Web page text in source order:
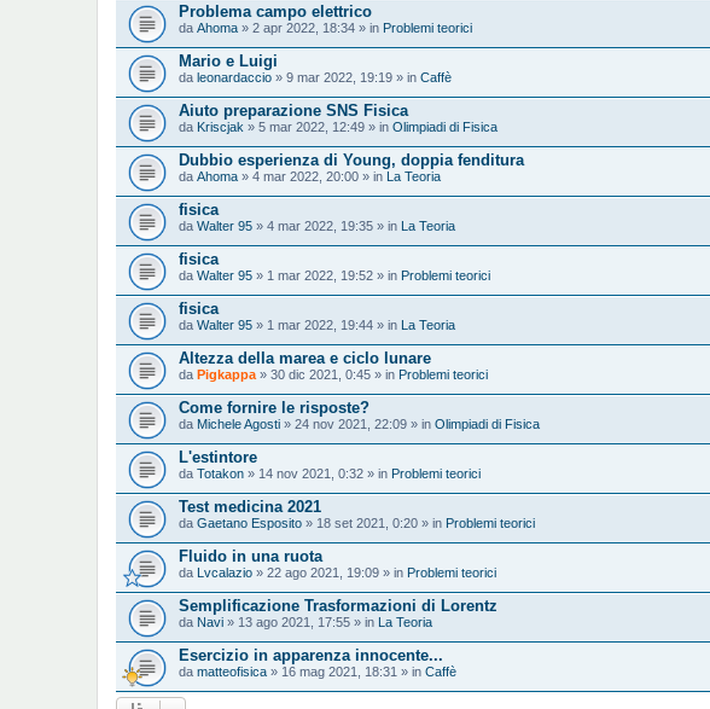
Problema campo elettrico
da Ahoma » 2 apr 2022, 18:34 » in Problemi teorici
Mario e Luigi
da leonardaccio » 9 mar 2022, 19:19 » in Caffè
Aiuto preparazione SNS Fisica
da Kriscjak » 5 mar 2022, 12:49 » in Olimpiadi di Fisica
Dubbio esperienza di Young, doppia fenditura
da Ahoma » 4 mar 2022, 20:00 » in La Teoria
fisica
da Walter 95 » 4 mar 2022, 19:35 » in La Teoria
fisica
da Walter 95 » 1 mar 2022, 19:52 » in Problemi teorici
fisica
da Walter 95 » 1 mar 2022, 19:44 » in La Teoria
Altezza della marea e ciclo lunare
da Pigkappa » 30 dic 2021, 0:45 » in Problemi teorici
Come fornire le risposte?
da Michele Agosti » 24 nov 2021, 22:09 » in Olimpiadi di Fisica
L'estintore
da Totakon » 14 nov 2021, 0:32 » in Problemi teorici
Test medicina 2021
da Gaetano Esposito » 18 set 2021, 0:20 » in Problemi teorici
Fluido in una ruota
da Lvcalazio » 22 ago 2021, 19:09 » in Problemi teorici
Semplificazione Trasformazioni di Lorentz
da Navi » 13 ago 2021, 17:55 » in La Teoria
Esercizio in apparenza innocente...
da matteofisica » 16 mag 2021, 18:31 » in Caffè